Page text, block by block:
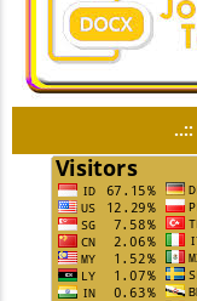
..::